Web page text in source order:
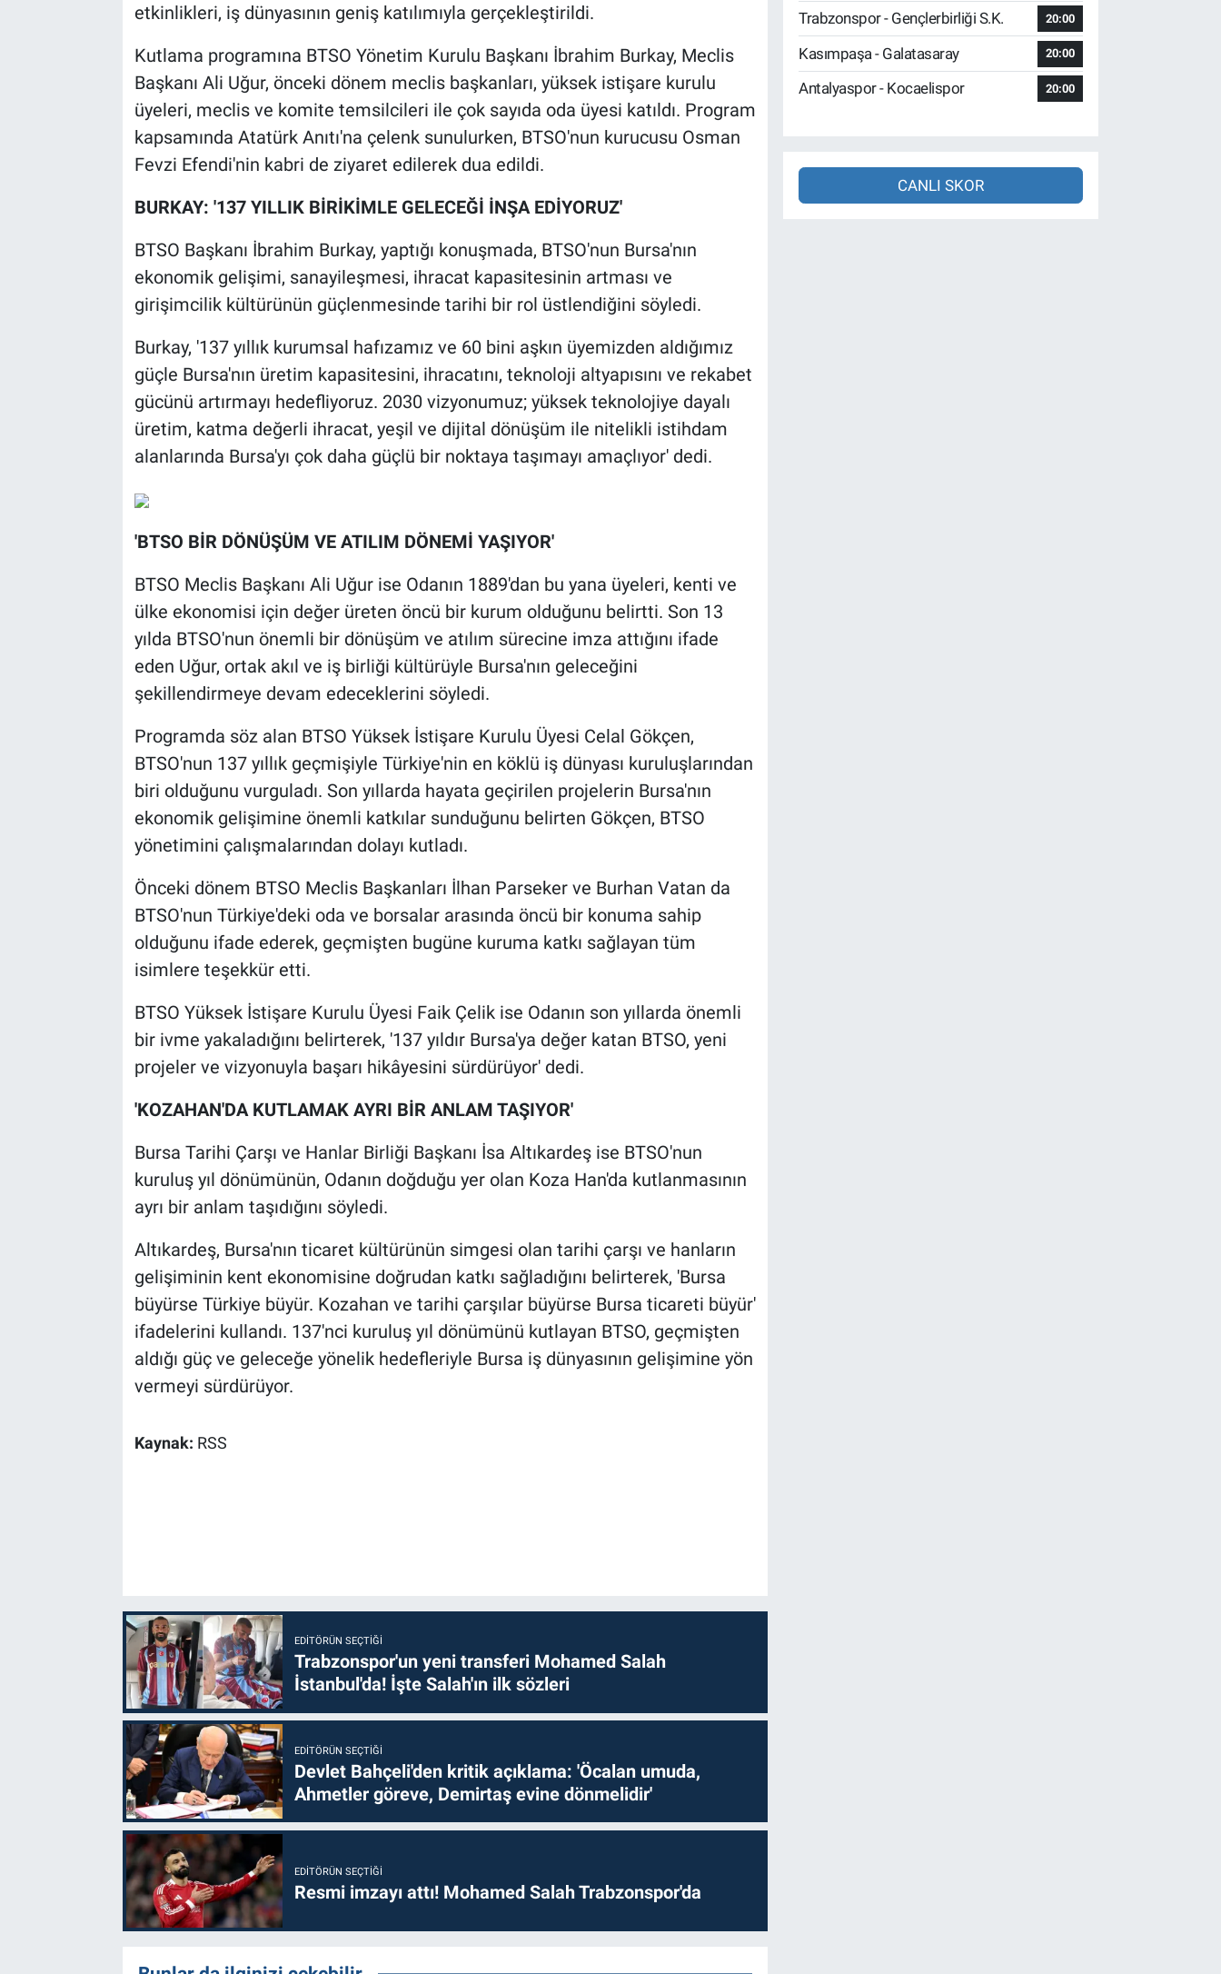
etkinlikleri, iş dünyasının geniş katılımıyla gerçekleştirildi.
Kutlama programına BTSO Yönetim Kurulu Başkanı İbrahim Burkay, Meclis
Başkanı Ali Uğur, önceki dönem meclis başkanları, yüksek istişare kurulu
üyeleri, meclis ve komite temsilcileri ile çok sayıda oda üyesi katıldı. Program
kapsamında Atatürk Anıtı'na çelenk sunulurken, BTSO'nun kurucusu Osman
Fevzi Efendi'nin kabri de ziyaret edilerek dua edildi.
BURKAY: '137 YILLIK BİRİKİMLE GELECEĞİ İNŞA EDİYORUZ'
BTSO Başkanı İbrahim Burkay, yaptığı konuşmada, BTSO'nun Bursa'nın
ekonomik gelişimi, sanayileşmesi, ihracat kapasitesinin artması ve
girişimcilik kültürünün güçlenmesinde tarihi bir rol üstlendiğini söyledi.
Burkay, '137 yıllık kurumsal hafızamız ve 60 bini aşkın üyemizden aldığımız
güçle Bursa'nın üretim kapasitesini, ihracatını, teknoloji altyapısını ve rekabet
gücünü artırmayı hedefliyoruz. 2030 vizyonumuz; yüksek teknolojiye dayalı
üretim, katma değerli ihracat, yeşil ve dijital dönüşüm ile nitelikli istihdam
alanlarında Bursa'yı çok daha güçlü bir noktaya taşımayı amaçlıyor' dedi.
'BTSO BİR DÖNÜŞÜM VE ATILIM DÖNEMİ YAŞIYOR'
BTSO Meclis Başkanı Ali Uğur ise Odanın 1889'dan bu yana üyeleri, kenti ve
ülke ekonomisi için değer üreten öncü bir kurum olduğunu belirtti. Son 13
yılda BTSO'nun önemli bir dönüşüm ve atılım sürecine imza attığını ifade
eden Uğur, ortak akıl ve iş birliği kültürüyle Bursa'nın geleceğini
şekillendirmeye devam edeceklerini söyledi.
Programda söz alan BTSO Yüksek İstişare Kurulu Üyesi Celal Gökçen,
BTSO'nun 137 yıllık geçmişiyle Türkiye'nin en köklü iş dünyası kuruluşlarından
biri olduğunu vurguladı. Son yıllarda hayata geçirilen projelerin Bursa'nın
ekonomik gelişimine önemli katkılar sunduğunu belirten Gökçen, BTSO
yönetimini çalışmalarından dolayı kutladı.
Önceki dönem BTSO Meclis Başkanları İlhan Parseker ve Burhan Vatan da
BTSO'nun Türkiye'deki oda ve borsalar arasında öncü bir konuma sahip
olduğunu ifade ederek, geçmişten bugüne kuruma katkı sağlayan tüm
isimlere teşekkür etti.
BTSO Yüksek İstişare Kurulu Üyesi Faik Çelik ise Odanın son yıllarda önemli
bir ivme yakaladığını belirterek, '137 yıldır Bursa'ya değer katan BTSO, yeni
projeler ve vizyonuyla başarı hikâyesini sürdürüyor' dedi.
'KOZAHAN'DA KUTLAMAK AYRI BİR ANLAM TAŞIYOR'
Bursa Tarihi Çarşı ve Hanlar Birliği Başkanı İsa Altıkardeş ise BTSO'nun
kuruluş yıl dönümünün, Odanın doğduğu yer olan Koza Han'da kutlanmasının
ayrı bir anlam taşıdığını söyledi.
Altıkardeş, Bursa'nın ticaret kültürünün simgesi olan tarihi çarşı ve hanların
gelişiminin kent ekonomisine doğrudan katkı sağladığını belirterek, 'Bursa
büyürse Türkiye büyür. Kozahan ve tarihi çarşılar büyürse Bursa ticareti büyür'
ifadelerini kullandı. 137'nci kuruluş yıl dönümünü kutlayan BTSO, geçmişten
aldığı güç ve geleceğe yönelik hedefleriyle Bursa iş dünyasının gelişimine yön
vermeyi sürdürüyor.
Kaynak: RSS
EDITÖRÜN SEÇTIĞI
Trabzonspor'un yeni transferi Mohamed Salah
İstanbul'da! İşte Salah'ın ilk sözleri
EDITÖRÜN SEÇTIĞI
Devlet Bahçeli'den kritik açıklama: 'Öcalan umuda,
Ahmetler göreve, Demirtaş evine dönmelidir'
EDITÖRÜN SEÇTIĞI
Resmi imzayı attı! Mohamed Salah Trabzonspor'da
Trabzonspor - Gençlerbirliği S.K. 20:00
Kasımpaşa - Galatasaray 20:00
Antalyaspor - Kocaelispor 20:00
CANLI SKOR